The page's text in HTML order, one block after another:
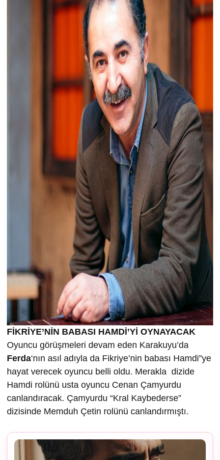
FİKRİYE’NİN BABASI HAMDİ’Yİ OYNAYACAK
Oyuncu görüşmeleri devam eden Karakuyu’da
Ferda‘nın asıl adıyla da Fikriye’nin babası Hamdi”ye
hayat verecek oyuncu belli oldu. Merakla dizide
Hamdi rolünü usta oyuncu Cenan Çamyurdu
canlandıracak. Çamyurdu “Kral Kaybederse”
dizisinde Memduh Çetin rolünü canlandırmıştı.